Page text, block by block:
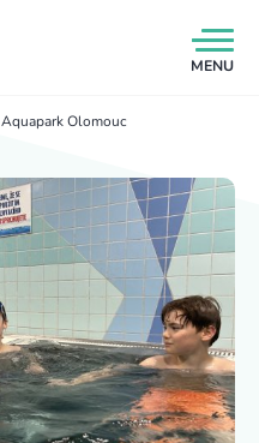
MENU
Aquapark Olomouc